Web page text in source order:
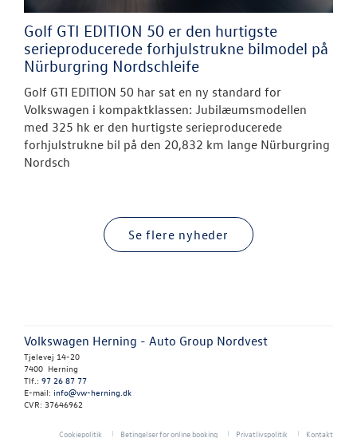
Golf GTI EDITION 50 er den hurtigste
serieproducerede forhjulstrukne bilmodel på
Nürburgring Nordschleife
Golf GTI EDITION 50 har sat en ny standard for
Volkswagen i kompaktklassen: Jubilæumsmodellen
med 325 hk er den hurtigste serieproducerede
forhjulstrukne bil på den 20,832 km lange Nürburgring
Nordsch
Se flere nyheder
Volkswagen Herning - Auto Group Nordvest
Tjelevej 14-20
7400 Herning
Tlf.: 97 26 87 77
E-mail: info@vw-herning.dk
CVR: 37646962
Cookiepolitik Betingelser for online booking Privatlivspolitik Kontakt